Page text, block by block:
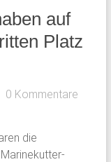
auf
Platz
0 Kommentare
die